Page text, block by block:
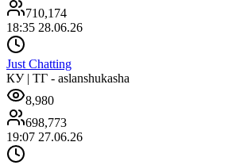
710,174
18:35 28.06.26
Just Chatting
КУ | ТГ - aslanshukasha
8,980
698,773
19:07 27.06.26